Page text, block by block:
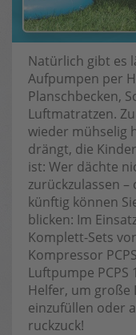
Natürlich gibt es
Aufpumpen per
Planschbecken,
Luftmatratzen.
wieder mühselig
drängt, die
ist: Wer dächte
zurückzulassen
künftig können
blicken: Im
Komplett-Sets
Kompressor
Luftpumpe PCPS
Helfer, um
einzufüllen oder
ruckzuck!